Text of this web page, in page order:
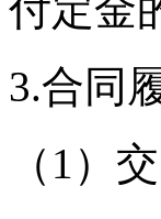
3.合同
（1）